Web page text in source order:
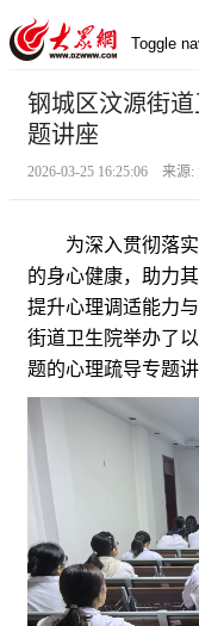
Toggle
钢城区汶源街
题讲座
2026-03-25 16:25:06 来
为深入贯彻落实
的身心健康，助力
提升心理调适能力
街道卫生院举办了
题的心理疏导专题讲